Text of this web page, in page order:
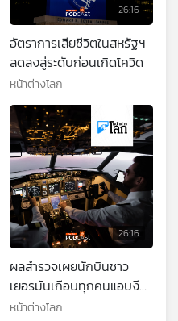
26:16
อัตราการเสียชีวิตในสหรัฐฯ
ลดลงสู่ระดับก่อนเกิดโควิด
หน้าต่างโลก
26:16
ผลสำรวจเผยนักบินชาว
เยอรมันเกือบทุกคนแอบงีบ
ระหว่างบิน
หน้าต่างโลก